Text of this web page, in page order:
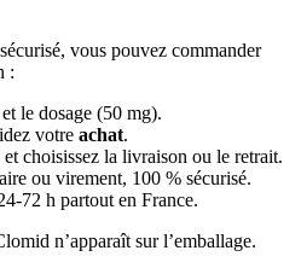
vous pouvez commander
:
le dosage (50 mg).
votre achat.
choisissez la livraison ou le retrait.
ou virement, 100 % sécurisé.
72 h partout en France.
n’apparaît sur l’emballage.